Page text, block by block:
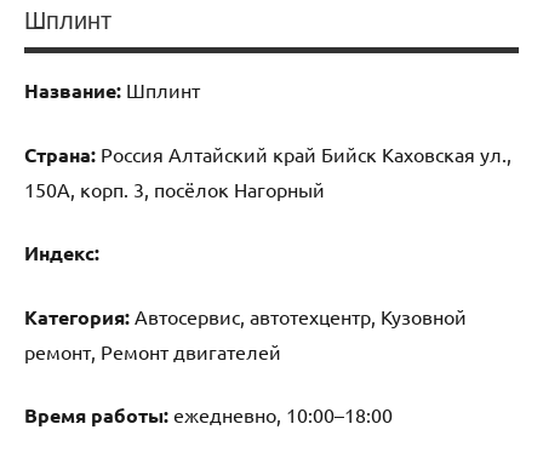
Шплинт
Название: Шплинт
Страна: Россия Алтайский край Бийск Каховская ул.,
150А, корп. 3, посёлок Нагорный
Индекс:
Категория: Автосервис, автотехцентр, Кузовной
ремонт, Ремонт двигателей
Время работы: ежедневно, 10:00–18:00